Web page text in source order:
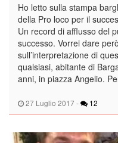
27 Luglio 2017 - 12
Ho letto sulla stampa
della Pro loco per il
Un record di afflusso del
successo. Vorrei dare
sull’interpretazione di
qualsiasi, abitante di
anni, in piazza Angelio.